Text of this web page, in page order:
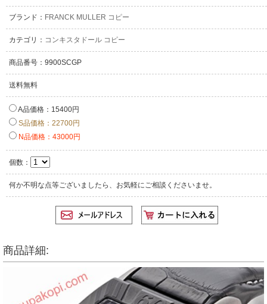
ブランド： FRANCK MULLER コピー
カテゴリ： コンキスタドール コピー
商品番号：9900SCGP
送料無料
A品価格：15400円
S品価格：22700円
N品価格：43000円
個数：
何か不明な点等ございましたら、お気軽にご相談くださいませ。
商品詳細: